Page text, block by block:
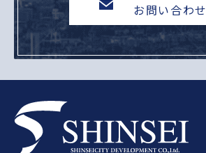
お問い合わせ